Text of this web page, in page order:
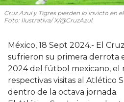
Cruz Azul y Tigres pierden lo invicto en
Foto: Ilustrativa/ X/@CruzAzul.
México, 18 Sept 2024.- El
sufrieron su primera derrota
2024 del fútbol mexicano, el
respectivas visitas al Atlético
dentro de la octava jornada.